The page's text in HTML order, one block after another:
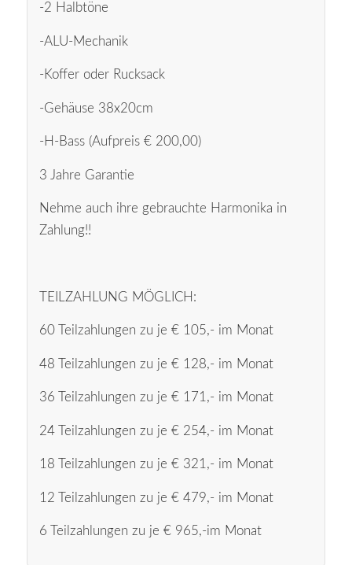
-2 Halbtöne
-ALU-Mechanik
-Koffer oder Rucksack
-Gehäuse 38x20cm
-H-Bass (Aufpreis € 200,00)
3 Jahre Garantie
Nehme auch ihre gebrauchte Harmonika in
Zahlung!!
TEILZAHLUNG MÖGLICH:
60 Teilzahlungen zu je € 105,- im Monat
48 Teilzahlungen zu je € 128,- im Monat
36 Teilzahlungen zu je € 171,- im Monat
24 Teilzahlungen zu je € 254,- im Monat
18 Teilzahlungen zu je € 321,- im Monat
12 Teilzahlungen zu je € 479,- im Monat
6 Teilzahlungen zu je € 965,-im Monat